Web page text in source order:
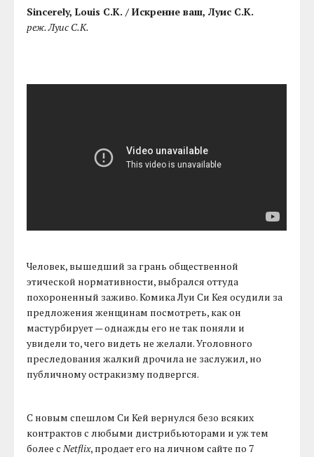
Sincerely, Louis C.K. / Искренне ваш, Луис С.К.
реж. Луис С.К.
Человек, вышедший за грань общественной
этической нормативности, выбрался оттуда
похороненный заживо. Комика Луи Си Кея осудили за
предложения женщинам посмотреть, как он
мастурбирует — однажды его не так поняли и
увидели то, чего видеть не желали. Уголовного
преследования жалкий дрочила не заслужил, но
публичному остракизму подвергся.
С новым спешлом Си Кей вернулся безо всяких
контрактов с любыми дистрибьюторами и уж тем
более сNetflix, продает его на личном сайте по 7